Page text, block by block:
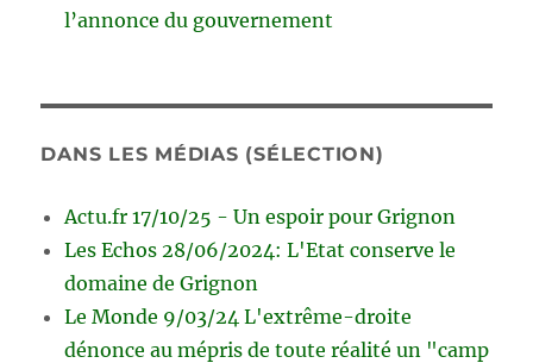
l’annonce du gouvernement
DANS LES MÉDIAS (SÉLECTION)
Actu.fr 17/10/25 - Un espoir pour Grignon
Les Echos 28/06/2024: L'Etat conserve le
domaine de Grignon
Le Monde 9/03/24 L'extrême-droite
dénonce au mépris de toute réalité un "camp